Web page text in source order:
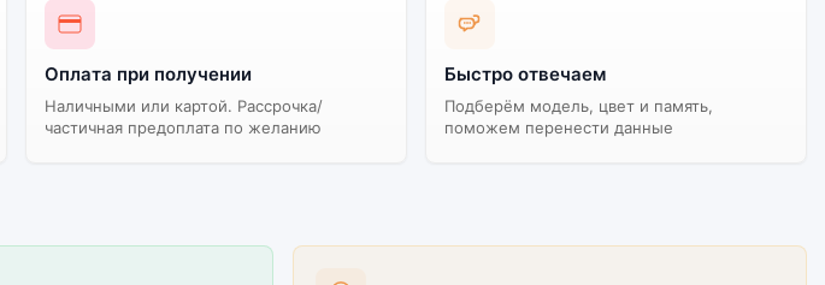
Оплата при получении
Наличными или картой. Рассрочка/
частичная предоплата по желанию
Быстро отвечаем
Подберём модель, цвет и память,
поможем перенести данные